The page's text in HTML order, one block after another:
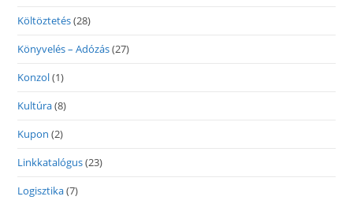
Költöztetés(28)
Könyvelés – Adózás(27)
Konzol(1)
Kultúra(8)
Kupon (2)
Linkkatalógus(23)
Logisztika(7)